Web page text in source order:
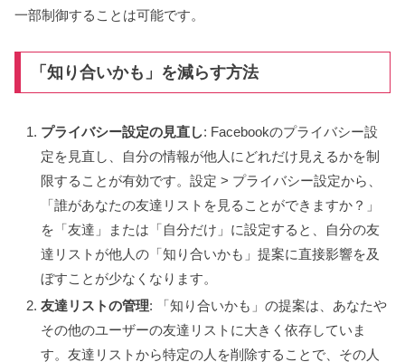
一部制御することは可能です。
「知り合いかも」を減らす方法
プライバシー設定の見直し: Facebookのプライバシー設
定を見直し、自分の情報が他人にどれだけ見えるかを制
限することが有効です。設定 > プライバシー設定から、
「誰があなたの友達リストを見ることができますか？」
を「友達」または「自分だけ」に設定すると、自分の友
達リストが他人の「知り合いかも」提案に直接影響を及
ぼすことが少なくなります。
友達リストの管理: 「知り合いかも」の提案は、あなたや
その他のユーザーの友達リストに大きく依存していま
す。友達リストから特定の人を削除することで、その人